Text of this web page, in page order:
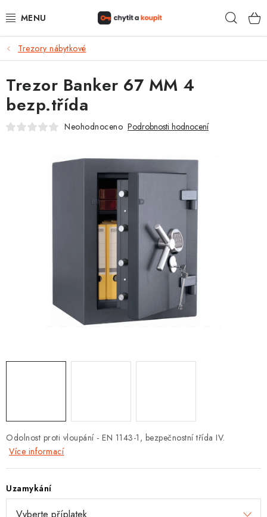
na
DŮM, BYT, ZAHRADA
ZÁMEČNICTVÍ - ZABEZPEČENÍ
KANCELÁŘ
ZÁMEČNICKÉ SLUŽBY
PROTIPOŽÁRNÍ BATERIOVÉ TREZORY NA LITHIOVÉ
MOJE OBJEDNÁVKA
VELKOOBCHOD
STÁTNÍ INSTITUCE
AKTUALITY
Trezory nábytkové
Odolnost proti vloupání - EN 1143-1, bezpečnostní třída IV.
Více informací
Uzamykání
Trezor Banker 67 MM 4
bezp.třída
Neohodnoceno Podrobnosti hodnocení